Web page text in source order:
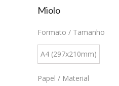
Miolo
Formato / Tamanho
A4 (297x210mm)
Papel / Material